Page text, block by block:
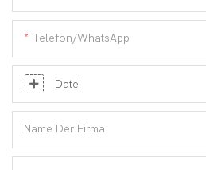
Telefon/WhatsApp
Datei
Name Der Firma